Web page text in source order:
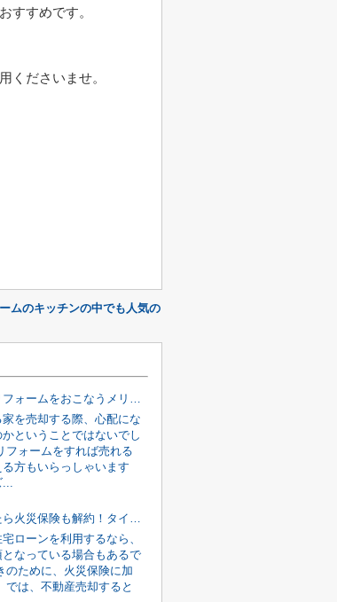
すすめです。
くださいませ。
ムのキッチンの中でも人気の
家の売却時にセルフリフォームをおこなうメリット・デメリットと注意点を解説
を売却する際、心配にな
ということではないでし
フォームをすれば売れる
方もいらっしゃいます
...
不動産売却が決まったら火災保険も解約！タイミングや返金の手続きとは
ローンを利用するなら、
なっている場合もあるで
のために、火災保険に加
では、不動産売却すると